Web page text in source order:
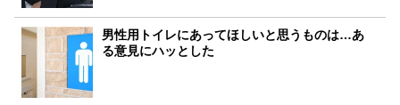
男性用トイレにあってほしいと思うものは…あ
る意見にハッとした